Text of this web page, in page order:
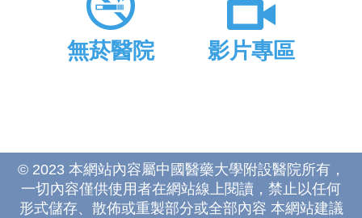
無菸醫院 影片專區
© 2023 本網站內容屬中國醫藥大學附設醫院所有，
一切內容僅供使用者在網站線上閱讀，禁止以任何
形式儲存、散佈或重製部分或全部內容 本網站建議